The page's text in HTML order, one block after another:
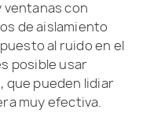
con
de aislamiento
al ruido en el
posible usar
pueden lidiar
muy efectiva.